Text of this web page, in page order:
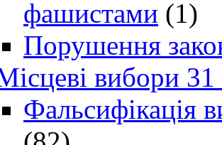
фашистами (1)
Порушення
вибори
Фальсифікація